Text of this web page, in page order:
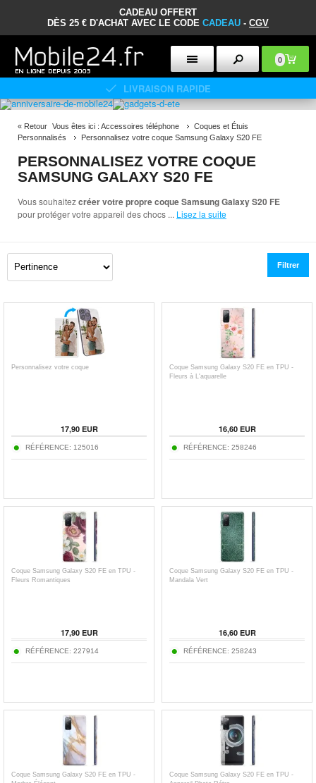
CADEAU OFFERT
DÈS 25 € D'ACHAT AVEC LE CODE CADEAU - CGV
0
POLITIQUE DE RETOUR DE 30 JOURS
« Retour Vous êtes ici : Accessoires téléphone
Coques et Étuis
Personnalisés
Personnalisez votre coque Samsung Galaxy S20 FE
PERSONNALISEZ VOTRE COQUE
SAMSUNG GALAXY S20 FE
Vous souhaitezcréer votre propre coque Samsung Galaxy S20 FE
pour protéger votre appareil des chocs ... Lisez la suite
Filtrer
Personnalisez votre coque
17,90EUR
RÉFÉRENCE: 125016
Coque Samsung Galaxy S20 FE en TPU -
Fleurs à L'aquarelle
16,60EUR
RÉFÉRENCE: 258246
Coque Samsung Galaxy S20 FE en TPU -
Fleurs Romantiques
17,90EUR
RÉFÉRENCE: 227914
Coque Samsung Galaxy S20 FE en TPU -
Mandala Vert
16,60EUR
RÉFÉRENCE: 258243
Coque Samsung Galaxy S20 FE en TPU -
Coque Samsung Galaxy S20 FE en TPU -